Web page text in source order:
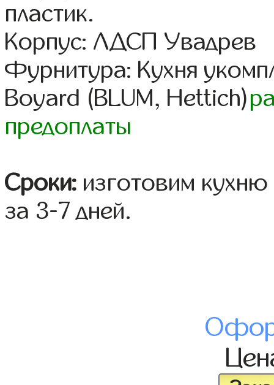
пластик.
Корпус: ЛДСП Увадрев
Фурнитура: Кухня
Boyard (BLUM, Hettich)
предоплаты
Сроки: изготовим
за 3-7 дней.